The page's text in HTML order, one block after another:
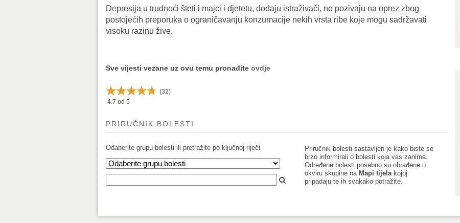
Depresija u trudnoći šteti i majci i djetetu, dodaju istraživači, no pozivaju na oprez zbog
postojećih preporuka o ograničavanju konzumacije nekih vrsta ribe koje mogu sadržavati
visoku razinu žive.
Sve vijesti vezane uz ovu temu pronađite ovdje
(32)
4.7 od 5
PRIRUČNIK BOLESTI
Odaberite grupu bolesti ili pretražite po ključnoj riječi
Priručnik bolesti sastavljen je kako biste se
brzo informirali o bolesti koja vas zanima.
Određene bolesti posebno su obrađene u
okviru skupine na Mapi tijelakojoj
pripadaju te ih svakako potražite.